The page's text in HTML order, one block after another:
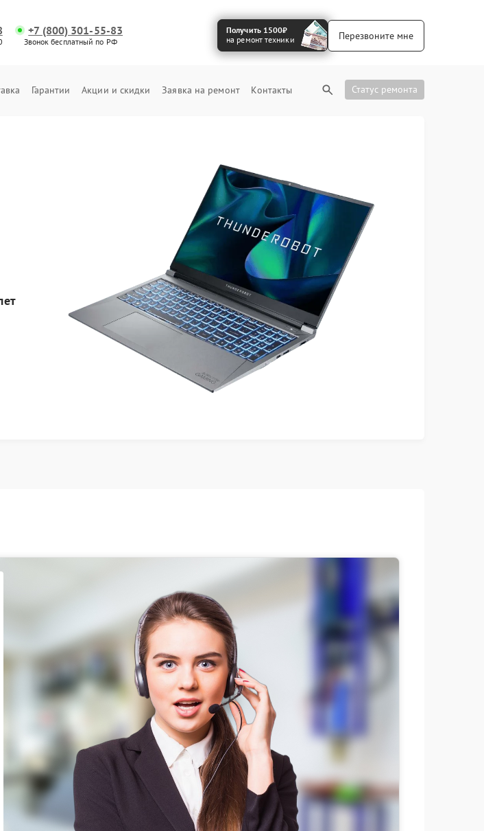
+7 (800) 301-55-83
Звонок бесплатный по РФ
Получить 1500₽
на ремонт техники
Перезвоните мне
Гарантии Акции и скидки Заявка на ремонт Контакты Статус ремонта